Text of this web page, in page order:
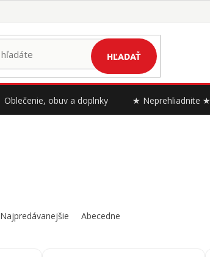
HĽADAŤ
Oblečenie, obuv a doplnky ★ Neprehliadnite ★
Najpredávanejšie Abecedne